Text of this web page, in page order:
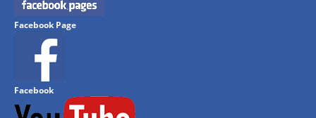
Facebook Page
Facebook